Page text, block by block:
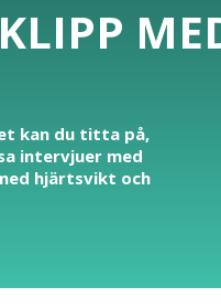
kan du titta på,
intervjuer med
hjärtsvikt och